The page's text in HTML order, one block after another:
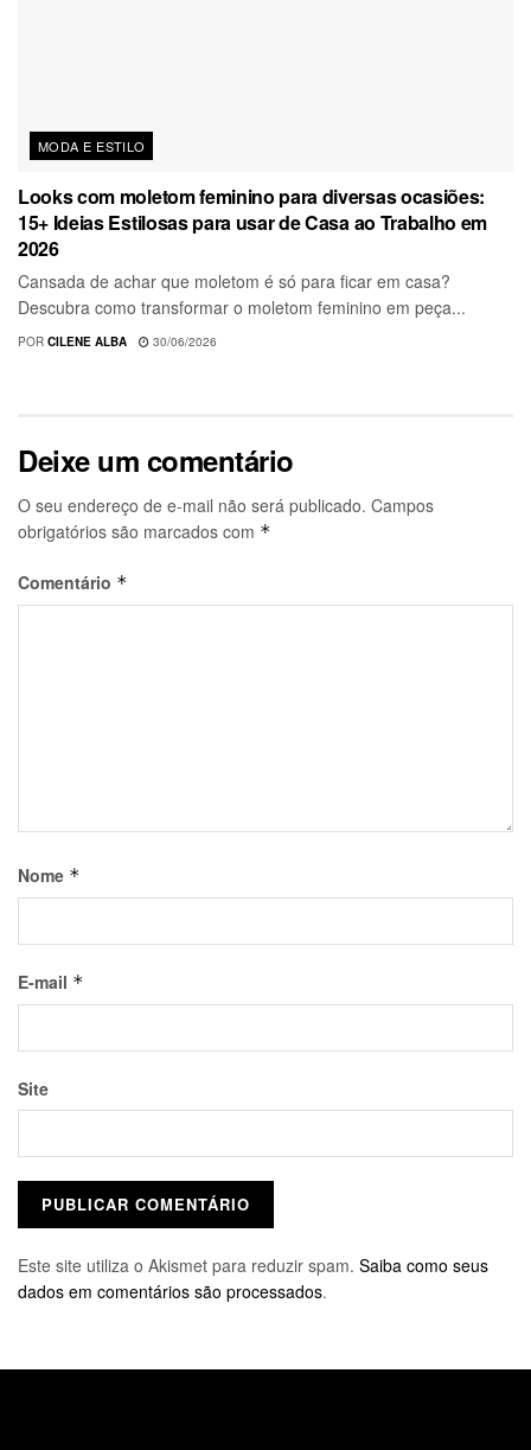
MODA E ESTILO
Looks com moletom feminino para diversas ocasiões:
15+ Ideias Estilosas para usar de Casa ao Trabalho em
2026
Cansada de achar que moletom é só para ficar em casa?
Descubra como transformar o moletom feminino em peça...
POR CILENE ALBA 30/06/2026
Deixe um comentário
O seu endereço de e-mail não será publicado. Campos
obrigatórios são marcados com *
Comentário *
Nome *
E-mail *
Site
Este site utiliza o Akismet para reduzir spam. Saiba como seus
dados em comentários são processados.